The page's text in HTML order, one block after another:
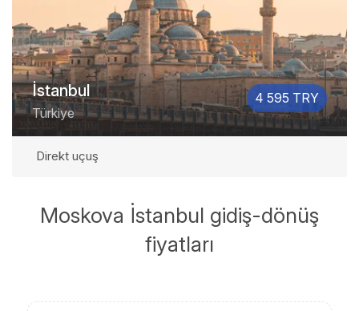
İstanbul
Türkiye
4 595 TRY
Direkt uçuş
Moskova İstanbul gidiş-dönüş
fiyatları